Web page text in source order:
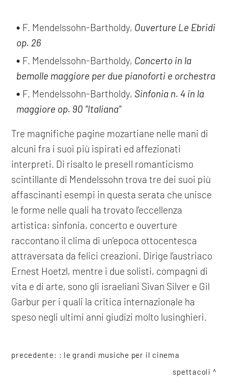
F. Mendelssohn-Bartholdy, Ouverture Le Ebridi
op. 26
F. Mendelssohn-Bartholdy, Concerto in la
bemolle maggiore per due pianoforti e orchestra
F. Mendelssohn-Bartholdy, Sinfonia n. 4 in la
maggiore op. 90 "Italiana"
Tre magnifiche pagine mozartiane nelle mani di
alcuni fra i suoi più ispirati ed affezionati
interpreti. Di risalto le preseIl romanticismo
scintillante di Mendelssohn trova tre dei suoi più
affascinanti esempi in questa serata che unisce
le forme nelle quali ha trovato l’eccellenza
artistica: sinfonia, concerto e ouverture
raccontano il clima di un’epoca ottocentesca
attraversata da felici creazioni. Dirige l’austriaco
Ernest Hoetzl, mentre i due solisti, compagni di
vita e di arte, sono gli israeliani Sivan Silver e Gil
Garbur per i quali la critica internazionale ha
speso negli ultimi anni giudizi molto lusinghieri.
precedente: : le grandi musiche per il cinema
spettacoli